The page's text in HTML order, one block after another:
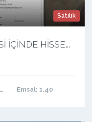
Satılık
H
ACILAR ÇOK KAT PROJESİ İÇİNDE HİSSELİ ARSA
Emsal: 1.40